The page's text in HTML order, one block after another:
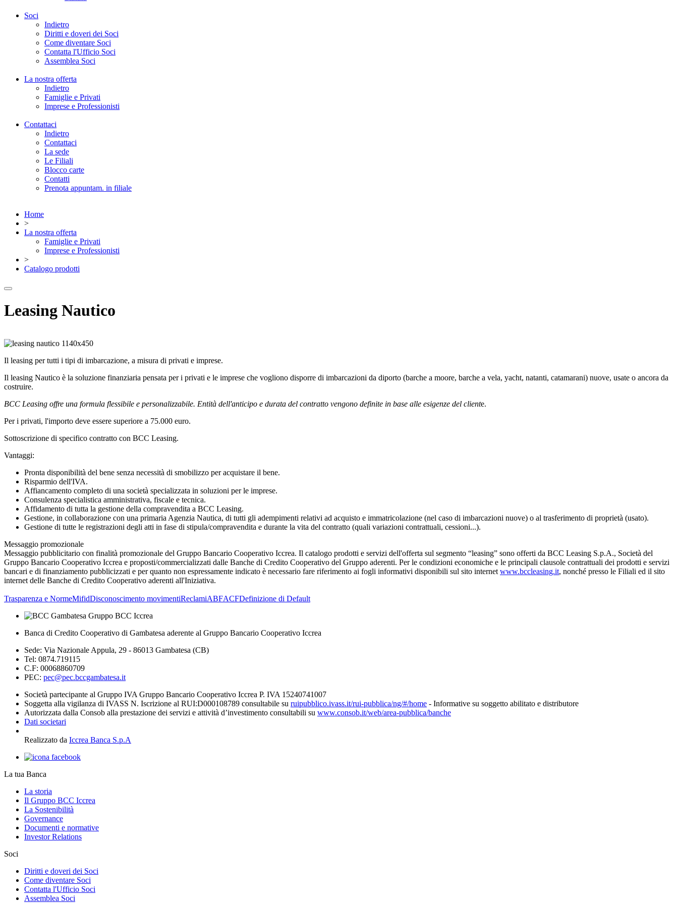
Soci
Indietro
Diritti e doveri dei Soci
Come diventare Soci
Contatta l'Ufficio Soci
Assemblea Soci
La nostra offerta
Indietro
Famiglie e Privati
Imprese e Professionisti
Contattaci
Indietro
Contattaci
La sede
Le Filiali
Blocco carte
Contatti
Prenota appuntam. in filiale
Home
>
La nostra offerta
Famiglie e Privati
Imprese e Professionisti
>
Catalogo prodotti
Leasing Nautico
Il leasing per tutti i tipi di imbarcazione, a misura di privati e imprese.
Il leasing Nautico è la soluzione finanziaria pensata per i privati e le imprese che vogliono disporre di imbarcazioni da diporto (barche a moore, barche a vela, yacht, natanti, catamarani) nuove, usate o ancora da
costruire.
BCC Leasing offre una formula flessibile e personalizzabile. Entità dell'anticipo e durata del contratto vengono definite in base alle esigenze del cliente.
Per i privati, l'importo deve essere superiore a 75.000 euro.
Sottoscrizione di specifico contratto con BCC Leasing.
Vantaggi:
Pronta disponibilità del bene senza necessità di smobilizzo per acquistare il bene.
Risparmio dell'IVA.
Affiancamento completo di una società specializzata in soluzioni per le imprese.
Consulenza specialistica amministrativa, fiscale e tecnica.
Affidamento di tutta la gestione della compravendita a BCC Leasing.
Gestione, in collaborazione con una primaria Agenzia Nautica, di tutti gli adempimenti relativi ad acquisto e immatricolazione (nel caso di imbarcazioni nuove) o al trasferimento di proprietà (usato).
Gestione di tutte le registrazioni degli atti in fase di stipula/compravendita e durante la vita del contratto (quali variazioni contrattuali, cessioni...).
Messaggio promozionale
Messaggio pubblicitario con finalità promozionale del Gruppo Bancario Cooperativo Iccrea. Il catalogo prodotti e servizi dell'offerta sul segmento “leasing” sono offerti da BCC Leasing S.p.A., Società del
Gruppo Bancario Cooperativo Iccrea e proposti/commercializzati dalle Banche di Credito Cooperativo del Gruppo aderenti. Per le condizioni economiche e le principali clausole contrattuali dei prodotti e servizi
bancari e di finanziamento pubblicizzati e per quanto non espressamente indicato è necessario fare riferimento ai fogli informativi disponibili sul sito internet www.bccleasing.it, nonché presso le Filiali ed il sito
internet delle Banche di Credito Cooperativo aderenti all'Iniziativa.
Trasparenza e NormeMifidDisconoscimento movimentiReclamiABFACFDefinizione di Default
Banca di Credito Cooperativo di Gambatesa aderente al Gruppo Bancario Cooperativo Iccrea
Sede: Via Nazionale Appula, 29 - 86013 Gambatesa (CB)
Tel: 0874.719115
C.F: 00068860709
PEC: pec@pec.bccgambatesa.it
Società partecipante al Gruppo IVA Gruppo Bancario Cooperativo Iccrea P. IVA 15240741007
Soggetta alla vigilanza di IVASS N. Iscrizione al RUI:D000108789 consultabile su ruipubblico.ivass.it/rui-pubblica/ng/#/home - Informative su soggetto abilitato e distributore
Autorizzata dalla Consob alla prestazione dei servizi e attività d’investimento consultabili su www.consob.it/web/area-pubblica/banche
Dati societari
Realizzato da Iccrea Banca S.p.A
La tua Banca
La storia
Il Gruppo BCC Iccrea
La Sostenibilità
Governance
Documenti e normative
Investor Relations
Soci
Diritti e doveri dei Soci
Come diventare Soci
Contatta l'Ufficio Soci
Assemblea Soci